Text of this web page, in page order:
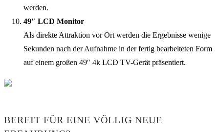
werden.
49″ LCD Monitor
Als direkte Attraktion vor Ort werden die Ergebnisse wenige
Sekunden nach der Aufnahme in der fertig bearbeiteten Form
auf einem großen 49″ 4k LCD TV-Gerät präsentiert.
BEREIT FÜR EINE VÖLLIG NEUE